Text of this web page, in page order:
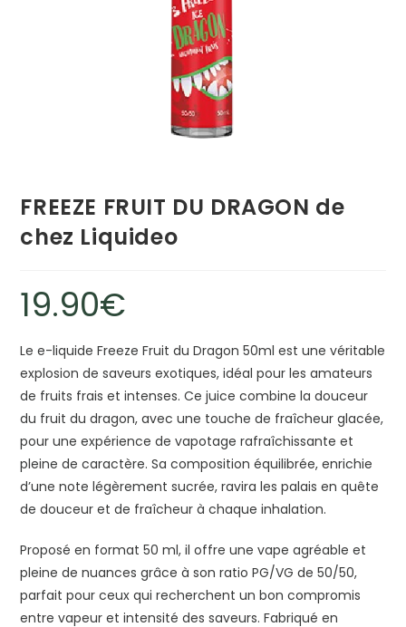
FREEZE FRUIT DU DRAGON de
chez Liquideo
19.90€
Le e-liquide Freeze Fruit du Dragon 50ml est une véritable
explosion de saveurs exotiques, idéal pour les amateurs
de fruits frais et intenses. Ce juice combine la douceur
du fruit du dragon, avec une touche de fraîcheur glacée,
pour une expérience de vapotage rafraîchissante et
pleine de caractère. Sa composition équilibrée, enrichie
d’une note légèrement sucrée, ravira les palais en quête
de douceur et de fraîcheur à chaque inhalation.
Proposé en format 50 ml, il offre une vape agréable et
pleine de nuances grâce à son ratio PG/VG de 50/50,
parfait pour ceux qui recherchent un bon compromis
entre vapeur et intensité des saveurs. Fabriqué en